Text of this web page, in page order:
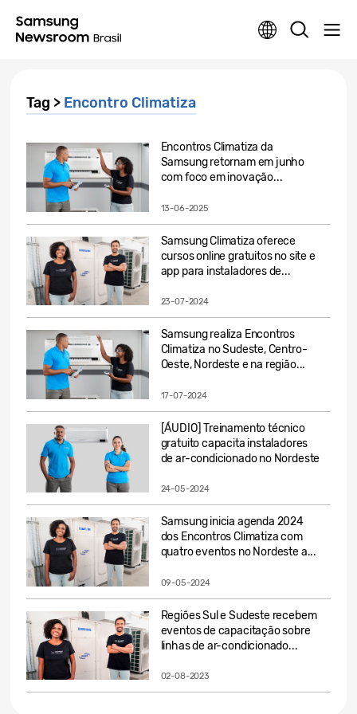
Tag > Encontro Climatiza
Encontros Climatiza da
Samsung retornam em junho
com foco em inovação...
13-06-2025
Samsung Climatiza oferece
cursos online gratuitos no site e
app para instaladores de...
23-07-2024
Samsung realiza Encontros
Climatiza no Sudeste, Centro-
Oeste, Nordeste e na região...
17-07-2024
[ÁUDIO] Treinamento técnico
gratuito capacita instaladores
de ar-condicionado no Nordeste
24-05-2024
Samsung inicia agenda 2024
dos Encontros Climatiza com
quatro eventos no Nordeste a...
09-05-2024
Regiões Sul e Sudeste recebem
eventos de capacitação sobre
linhas de ar-condicionado...
02-08-2023